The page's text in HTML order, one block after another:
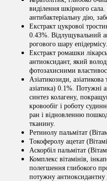
виділення шкірного
антибактеріальну дію,
Екстракт цукрової
0.43%. Відлущувальний
рогового шару епідермісу.
Екстракт ромашки
антиоксидант, який
фотозахисними
Азіатикозиди,
азіатика) 0.1%. Потужні
синтез колагену,
кровообіг і роботу
ран і відновленню
тканину.
Ретинолу пальмітат
Токоферолу ацетат
Аскорбіл пальмітат
Комплекс вітамінів,
полегшення глибокого
потужну антиоксидантну